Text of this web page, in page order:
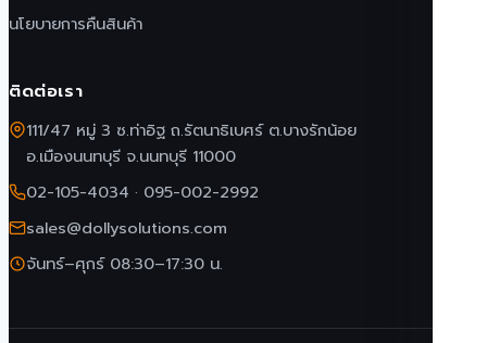
นโยบายการคืนสินค้า
ติดต่อเรา
111/47 หมู่ 3 ซ.ท่าอิฐ ถ.รัตนาธิเบศร์ ต.บางรักน้อย
อ.เมืองนนทบุรี จ.นนทบุรี 11000
02-105-4034 · 095-002-2992
sales@dollysolutions.com
จันทร์–ศุกร์ 08:30–17:30 น.